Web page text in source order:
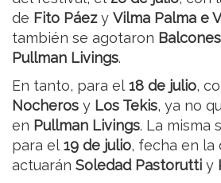
de Fito Páezy Vilma Palma e
también se agotaron
Pullman Livings.
En tanto, para el 18 de julio,
Nocheros y Los Tekis, ya no
en Pullman Livings. La misma
para el 19 de julio, fecha en la
actuarán Soledad Pastorutti y